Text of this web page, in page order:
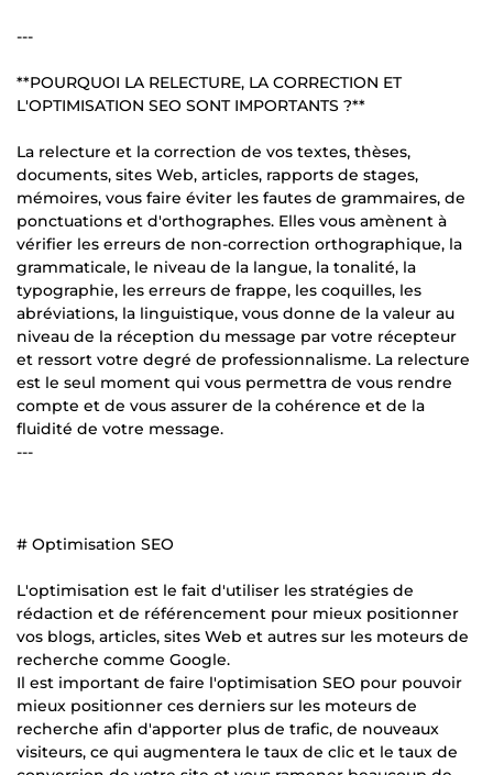
---
**POURQUOI LA RELECTURE, LA CORRECTION ET
L'OPTIMISATION SEO SONT IMPORTANTS ?**
La relecture et la correction de vos textes, thèses,
documents, sites Web, articles, rapports de stages,
mémoires, vous faire éviter les fautes de grammaires, de
ponctuations et d'orthographes. Elles vous amènent à
vérifier les erreurs de non-correction orthographique, la
grammaticale, le niveau de la langue, la tonalité, la
typographie, les erreurs de frappe, les coquilles, les
abréviations, la linguistique, vous donne de la valeur au
niveau de la réception du message par votre récepteur
et ressort votre degré de professionnalisme. La relecture
est le seul moment qui vous permettra de vous rendre
compte et de vous assurer de la cohérence et de la
fluidité de votre message.
---
# Optimisation SEO
L'optimisation est le fait d'utiliser les stratégies de
rédaction et de référencement pour mieux positionner
vos blogs, articles, sites Web et autres sur les moteurs de
recherche comme Google.
Il est important de faire l'optimisation SEO pour pouvoir
mieux positionner ces derniers sur les moteurs de
recherche afin d'apporter plus de trafic, de nouveaux
visiteurs, ce qui augmentera le taux de clic et le taux de